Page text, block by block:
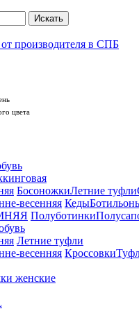
производителя в СПБ
цвета
БосоножкиЛетние туфли
весенняя Кеды
Полуботинки
Летние туфли
весенняя Кроссовки
женские